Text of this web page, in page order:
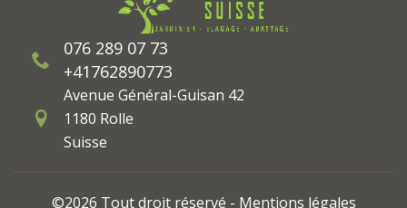
076 289 07 73
+41762890773
Avenue Général-Guisan 42
1180 Rolle
Suisse
©2026 Tout droit réservé - Mentions légales